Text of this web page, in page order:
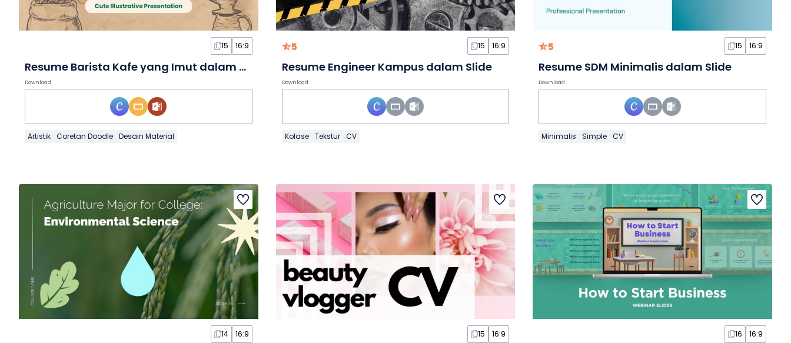
15 16:9
Resume Barista Kafe yang Imut dalam Slide
Download
Artistik Coretan Doodle Desain Material
5 15 16:9
Resume Engineer Kampus dalam Slide
Download
Kolase Tekstur CV
5 15 16:9
Resume SDM Minimalis dalam Slide
Download
Minimalis Simple CV
14 16:9 15 16:9 16 16:9